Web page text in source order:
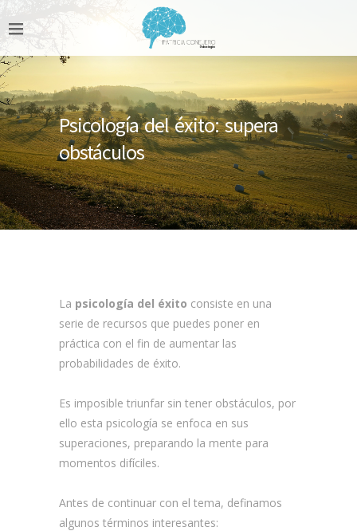
Psicología del éxito: supera
obstáculos
La psicología del éxito consiste en una
serie de recursos que puedes poner en
práctica con el fin de aumentar las
probabilidades de éxito.
Es imposible triunfar sin tener obstáculos, por
ello esta psicología se enfoca en sus
superaciones, preparando la mente para
momentos difíciles.
Antes de continuar con el tema, definamos
algunos términos interesantes: